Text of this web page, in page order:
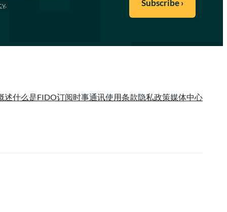
.
述什么是FIDO订阅时事通讯使用条款隐私政策媒体中心